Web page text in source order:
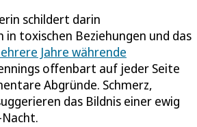
schildert darin
toxischen Beziehungen und das
Jahre währende
offenbart auf jeder Seite
Abgründe. Schmerz,
das Bildnis einer ewig